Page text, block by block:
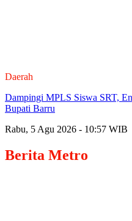
Daerah
Dampingi MPLS Siswa SRT,
Bupati Barru
Rabu, 5 Agu 2026 - 10:57 WIB
Berita Metro